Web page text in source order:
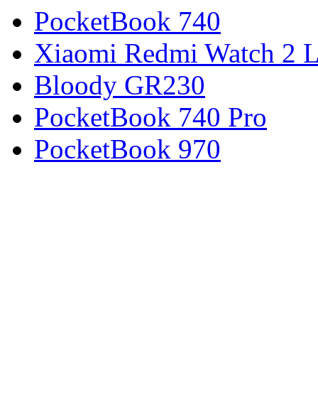
PocketBook 740
Xiaomi Redmi Watch 2
Bloody GR230
PocketBook 740 Pro
PocketBook 970